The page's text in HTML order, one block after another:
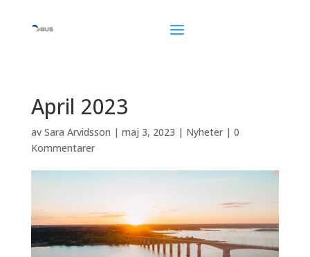
April 2023
av Sara Arvidsson | maj 3, 2023 | Nyheter| 0
Kommentarer